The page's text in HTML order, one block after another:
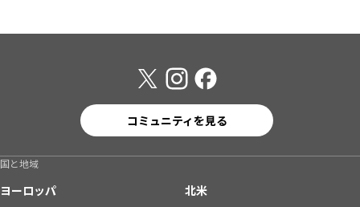
コミュニティを見る
国と地域
ヨーロッパ
北米